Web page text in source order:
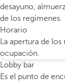
desayuno,
de los regímenes.
Horario
La apertura de los
ocupación.
Lobby bar
Es el punto de